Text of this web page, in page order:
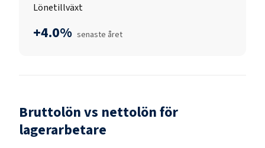
Lönetillväxt
+4.0% senaste året
Bruttolön vs nettolön för
lagerarbetare